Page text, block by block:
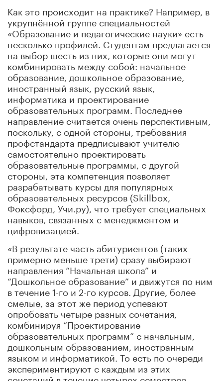
Как это происходит на практике? Например, в
укрупнённой группе специальностей
«Образование и педагогические науки» есть
несколько профилей. Студентам предлагается
на выбор шесть из них, которые они могут
комбинировать между собой: начальное
образование, дошкольное образование,
иностранный язык, русский язык,
информатика и проектирование
образовательных программ. Последнее
направление считается очень перспективным,
поскольку, с одной стороны, требования
профстандарта предписывают учителю
самостоятельно проектировать
образовательные программы, с другой
стороны, эта компетенция позволяет
разрабатывать курсы для популярных
образовательных ресурсов (Skillbox,
Фоксфорд, Учи.ру), что требует специальных
навыков, связанных с менеджментом и
цифровизацией.
«В результате часть абитуриентов (таких
примерно меньше трети) сразу выбирают
направления “Начальная школа” и
“Дошкольное образование” и движутся по ним
в течение 1-го и 2-го курсов. Другие, более
смелые, за этот же период успевают
опробовать четыре разных сочетания,
комбинируя “Проектирование
образовательных программ” с начальным,
дошкольным образованием, иностранным
языком и информатикой. То есть по очереди
экспериментируют с каждым из этих